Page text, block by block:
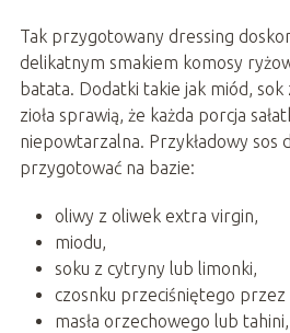
Tak przygotowany dressing
delikatnym smakiem komosy
batata. Dodatki takie jak miód,
zioła sprawią, że każda porcja
niepowtarzalna. Przykładowy sos
przygotować na bazie:
oliwy z oliwek extra virgin,
miodu,
soku z cytryny lub limonki,
czosnku przeciśniętego przez
masła orzechowego lub tahini,